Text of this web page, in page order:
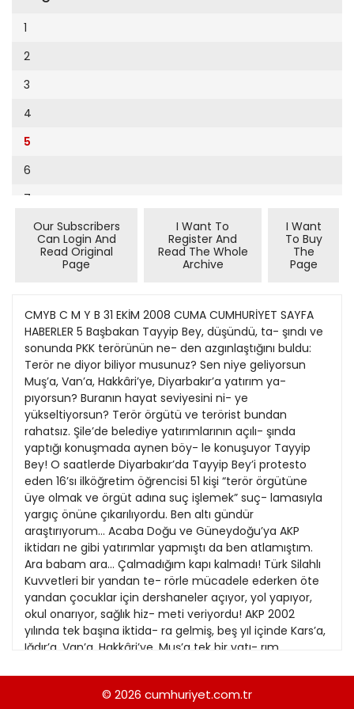
Cumhuriyet Sağlıklı Beslenme
Cumhuriyet Sokak
Cumhuriyet Spor
Cumhuriyet Strateji
Cumhuriyet Tarım
Cumhuriyet Yılbaşı
Çerçeve Eki
Dergi Eki
Ekonomi Eki
Evleniyoruz
Güney Dogu
Kitap Eki
Özel Ekler
Özel Okullar
Sevgililer Günü
Siyaset Eki
Sürdürülebilir yaşam
Turizm Eki
Yerel Yönetimler
1994
1991
1990
1989
1988
1987
1986
1985
1984
1983
1982
1981
1980
9
10
11
12
13
14
15
16
19
20
21
22
23
24
25
26
27
28
29
30
31
1
2
3
4
5
6
7
11
13
14
15
16
17
18
19
20
Our Subscribers
Can Login And
Read Original
Page
I Want To
Register And
Read The Whole
Archive
I Want
To Buy
The
Page
CMYB C M Y B 31 EKİM 2008 CUMA CUMHURİYET SAYFA
HABERLER 5 Başbakan Tayyip Bey, düşündü, ta- şındı ve
sonunda PKK terörünün ne- den azgınlaştığını buldu:
Terör ne diyor biliyor musunuz? Sen niye geliyorsun
Muş’a, Van’a, Hakkâri’ye, Diyarbakır’a yatırım ya-
pıyorsun? Buranın hayat seviyesini ni- ye
yükseltiyorsun? Terör örgütü ve terörist bundan
rahatsız. Şile’de belediye yatırımlarının açılı- şında
yaptığı konuşmada aynen böy- le konuşuyor Tayyip
Bey! O saatlerde Diyarbakır’da Tayyip Bey’i protesto
eden 16’sı ilköğretim öğrencisi 51 kişi “terör örgütüne
üye olmak ve örgüt adına suç işlemek” suç- lamasıyla
yargıç önüne çıkarılıyordu. Ben altı gündür
araştırıyorum... Acaba Doğu ve Güneydoğu’ya AKP
iktidarı ne gibi yatırımlar yapmıştı da ben atlamıştım.
Ara babam ara... Çalmadığım kapı kalmadı! Türk Silahlı
Kuvvetleri bir yandan te- rörle mücadele ederken öte
yandan çocuklar için dershaneler açıyor, yol yapıyor,
okul onarıyor, sağlık hiz- meti veriyordu! AKP 2002
yılında tek başına iktida- ra gelmiş, beş yıl içinde Kars’a,
Iğdır’a, Van’a, Hakkâri’ye, Muş’a tek bir yatı- rım
Mardin’in Siverek ilçesinden Kara- deniz’e, Sakarya’ya
fındık toplamaya giden işçiler beş kuruş alamadan ge-
© 2026 cumhuriyet.com.tr